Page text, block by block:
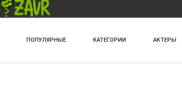
ПОПУЛЯРНЫЕ КАТЕГОРИИ АКТЕРЫ